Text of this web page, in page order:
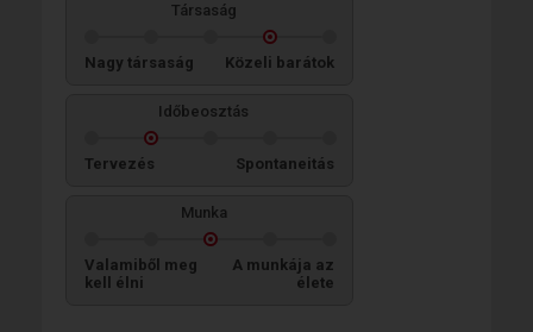
Társaság
Nagy társaság Közeli barátok
Időbeosztás
Tervezés Spontaneitás
Munka
Valamiből meg
kell élni
A munkája az
élete